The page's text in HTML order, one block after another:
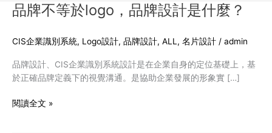
品牌不等於logo，品牌設計是什麼？
CIS企業識別系統, Logo設計, 品牌設計, ALL, 名片設計 / admin
品牌設計、CIS企業識別系統設計是在企業自身的定位基礎上，基
於正確品牌定義下的視覺溝通。是協助企業發展的形象實 […]
品
等
於
logo，
牌
閱讀全文 »